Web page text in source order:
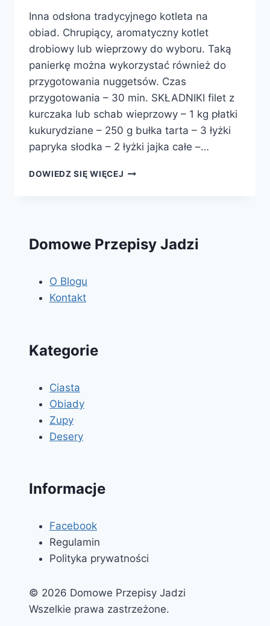
Inna odsłona tradycyjnego kotleta na
obiad. Chrupiący, aromatyczny kotlet
drobiowy lub wieprzowy do wyboru. Taką
panierkę można wykorzystać również do
przygotowania nuggetsów. Czas
przygotowania – 30 min. SKŁADNIKI filet z
kurczaka lub schab wieprzowy – 1 kg płatki
kukurydziane – 250 g bułka tarta – 3 łyżki
papryka słodka – 2 łyżki jajka całe –…
DOWIEDZ SIĘ WIĘCEJ FILET
Domowe Przepisy Jadzi
O Blogu
Kontakt
Kategorie
Ciasta
Obiady
Zupy
Desery
Informacje
Facebook
Regulamin
Polityka prywatności
© 2026 Domowe Przepisy Jadzi
Wszelkie prawa zastrzeżone.